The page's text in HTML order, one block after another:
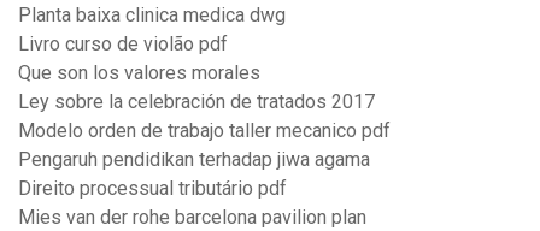
Planta baixa clinica medica dwg
Livro curso de violão pdf
Que son los valores morales
Ley sobre la celebración de tratados 2017
Modelo orden de trabajo taller mecanico pdf
Pengaruh pendidikan terhadap jiwa agama
Direito processual tributário pdf
Mies van der rohe barcelona pavilion plan